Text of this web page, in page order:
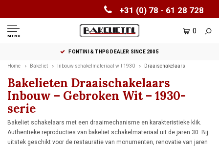
+31 (0) 78 - 61 28 728
MENU
0
FONTINI & THPG DEALER SINCE 2005
Home Bakeliet Inbouw schakelmateriaal wit 1930 Draaischakelaars
Bakelieten Draaischakelaars
Inbouw – Gebroken Wit – 1930-
serie
Bakeliet schakelaars met een draaimechanisme en karakteristieke klik.
Authentieke reproducties van bakeliet schakelmateriaal uit de jaren 30. Bij
uitstek geschikt voor de restauratie van monumenten, renovatie van jaren